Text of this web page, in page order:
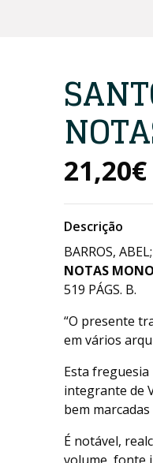
21,20€
Descrição
BARROS,
NOTAS
519 PÁGS. B.
“O presente
em vários
Esta
integrante de
bem
É notável,